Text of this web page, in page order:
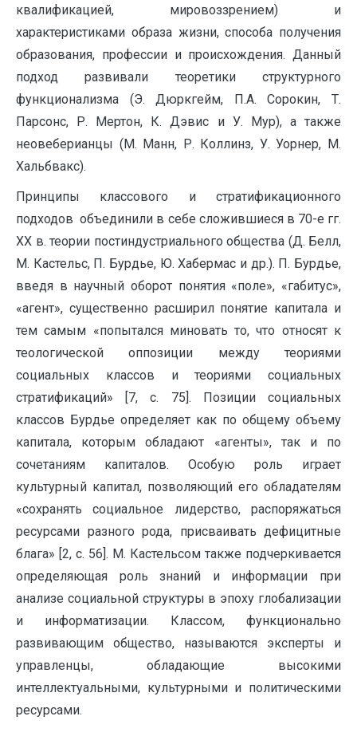
квалификацией, мировоззрением) и
характеристиками образа жизни, способа получения
образования, профессии и происхождения. Данный
подход развивали теоретики структурного
функционализма (Э. Дюркгейм, П.А. Сорокин, Т.
Парсонс, Р. Мертон, К. Дэвис и У. Мур), а также
неовеберианцы (М. Манн, Р. Коллинз, У. Уорнер, М.
Хальбвакс).
Принципы классового и стратификационного
подходов объединили в себе сложившиеся в 70-е гг.
ХХ в. теории постиндустриального общества (Д. Белл,
М. Кастельс, П. Бурдье, Ю. Хабермас и др.). П. Бурдье,
введя в научный оборот понятия «поле», «габитус»,
«агент», существенно расширил понятие капитала и
тем самым «попытался миновать то, что относят к
теологической оппозиции между теориями
социальных классов и теориями социальных
стратификаций» [7, с. 75]. Позиции социальных
классов Бурдье определяет как по общему объему
капитала, которым обладают «агенты», так и по
сочетаниям капиталов. Особую роль играет
культурный капитал, позволяющий его обладателям
«сохранять социальное лидерство, распоряжаться
ресурсами разного рода, присваивать дефицитные
блага» [2, с. 56]. М. Кастельсом также подчеркивается
определяющая роль знаний и информации при
анализе социальной структуры в эпоху глобализации
и информатизации. Классом, функционально
развивающим общество, называются эксперты и
управленцы, обладающие высокими
интеллектуальными, культурными и политическими
ресурсами.